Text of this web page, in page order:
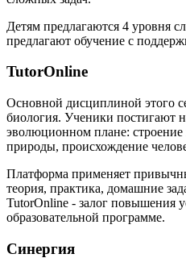
Детям предлагаются 4 уровня
предлагают обучение с
TutorOnline
Основной дисциплиной этого
биология. Ученики постигают
эволюционном плане:
природы, происхождение
Платформа применяет
теория, практика, домашние
TutorOnline - залог повышения
образовательной программе.
Синергия